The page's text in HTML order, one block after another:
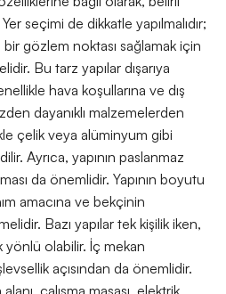
seçimi de dikkatle yapılmalıdır;
gözlem noktası sağlamak için
Bu tarz yapılar dışarıya
hava koşullarına ve dış
dayanıklı malzemelerden
çelik veya alüminyum gibi
Ayrıca, yapının paslanmaz
da önemlidir. Yapının boyutu
amacına ve bekçinin
Bazı yapılar tek kişilik iken,
yönlü olabilir. İç mekan
açısından da önemlidir.